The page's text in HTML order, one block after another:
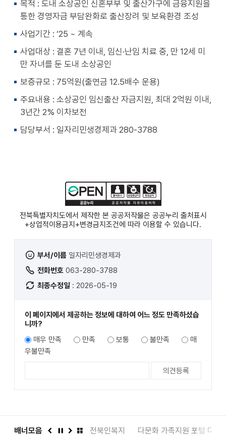
확대
축소
목적 : 도내 소상공인 신혼부부 및 출산가구에 금융지원을
통한 경영자금 부담완화로 출산장려 및 보육환경 조성
사업기간 : ‘25 ~ 계속
사업대상 : 결혼 7년 이내, 임신·난임 치료 중, 만 12세 미
만 자녀를 둔 도내 소상공인
보증규모 : 75억원(출연금 12.5배수 운용)
주요내용 : 소상공인 임신출산 자금지원, 최대 2억원 이내,
3년간 2% 이차보전
담당부서 : 일자리민생경제과 280-3788
전북특별자치도에서 제작한 본 공공저작물은 공공누리 출처표시
+상업적이용금지+변경금지 조건에 따라 이용할 수 있습니다.
부서/이름 일자리민생경제과
전화번호 063-280-3788
최종수정일 : 2026-05-19
이 페이지에서 제공하는 정보에 대하여 어느 정도 만족하셨습
니까?
매우 만족
만족 보통 불만족
매
우불만족
배너모음
서관 인권상담 1331 전북인복지 다문화 가족지원 포털 다누